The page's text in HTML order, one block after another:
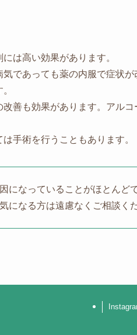
は高い効果があります。
であっても薬の内服で症状
善も効果があります。アル
手術を行うこともあります。
になっていることがほとんど
になる方は遠慮なくご相談くだ